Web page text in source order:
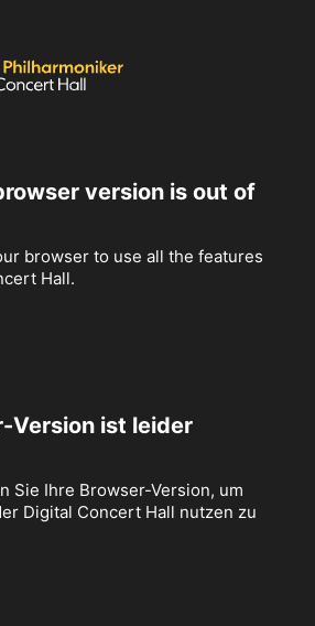
version is out of
browser to use all the features
Hall.
Version ist leider
Sie Ihre Browser-Version, um
Digital Concert Hall nutzen zu